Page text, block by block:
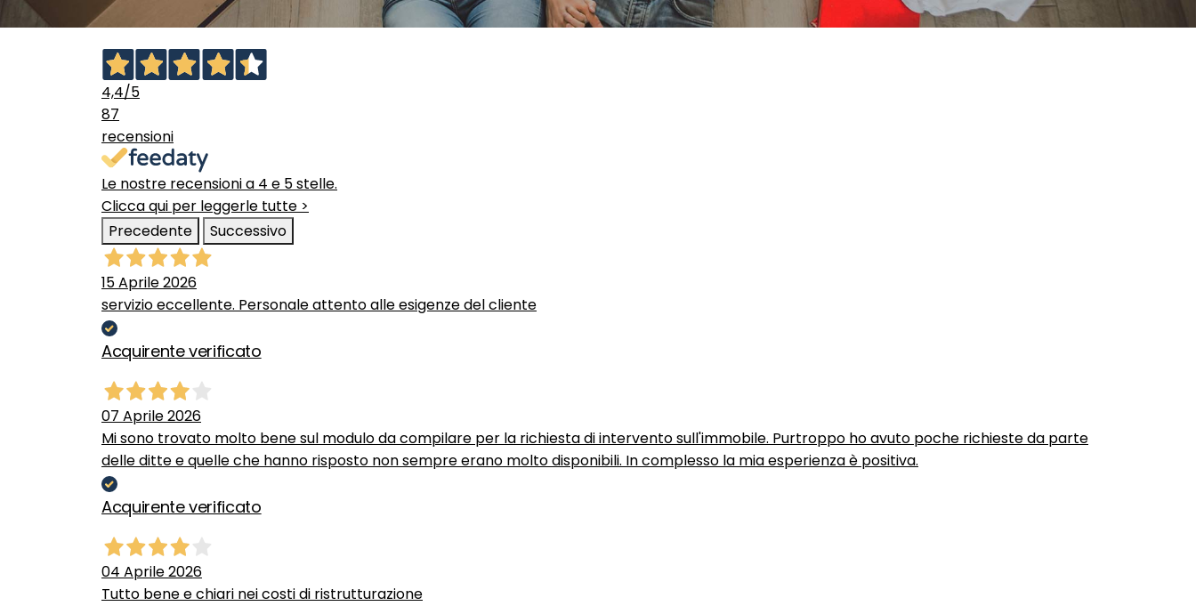
4,4/5
87
recensioni
Le nostre recensioni a 4 e 5 stelle.
Clicca qui per leggerle tutte >
Precedente
Successivo
15 Aprile 2026
servizio eccellente. Personale attento alle esigenze del cliente
Acquirente verificato
07 Aprile 2026
Mi sono trovato molto bene sul modulo da compilare per la richiesta di intervento sull'immobile. Purtroppo ho avuto poche richieste da parte
delle ditte e quelle che hanno risposto non sempre erano molto disponibili. In complesso la mia esperienza è positiva.
Acquirente verificato
04 Aprile 2026
Tutto bene e chiari nei costi di ristrutturazione